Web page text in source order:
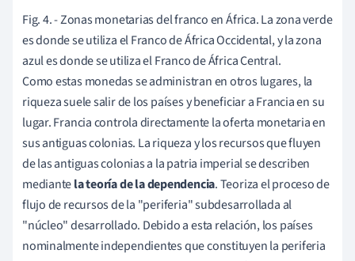
Fig. 4. - Zonas monetarias del franco en África. La zona verde
es donde se utiliza el Franco de África Occidental, y la zona
azul es donde se utiliza el Franco de África Central.
Como estas monedas se administran en otros lugares, la
riqueza suele salir de los países y beneficiar a Francia en su
lugar. Francia controla directamente la oferta monetaria en
sus antiguas colonias. La riqueza y los recursos que fluyen
de las antiguas colonias a la patria imperial se describen
mediantela teoría de la dependencia. Teoriza el proceso de
flujo de recursos de la "periferia" subdesarrollada al
"núcleo" desarrollado. Debido a esta relación, los países
nominalmente independientes que constituyen la periferia